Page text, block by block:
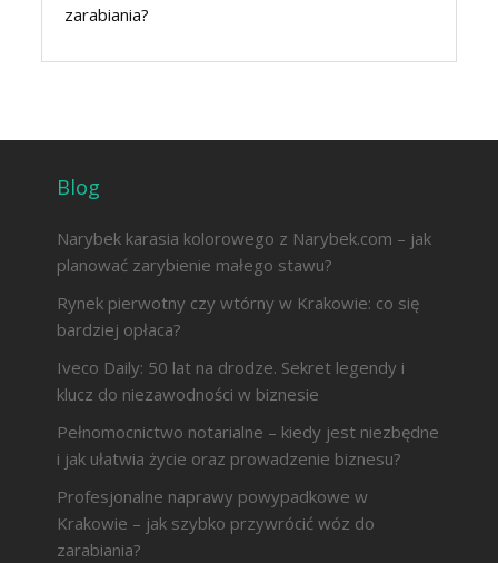
zarabiania?
Blog
Narybek karasia kolorowego z Narybek.com – jak
planować zarybienie małego stawu?
Rynek pierwotny czy wtórny w Krakowie: co się
bardziej opłaca?
Iveco Daily: 50 lat na drodze. Sekret legendy i
klucz do niezawodności w biznesie
Pełnomocnictwo notarialne – kiedy jest niezbędne
i jak ułatwia życie oraz prowadzenie biznesu?
Profesjonalne naprawy powypadkowe w
Krakowie – jak szybko przywrócić wóz do
zarabiania?